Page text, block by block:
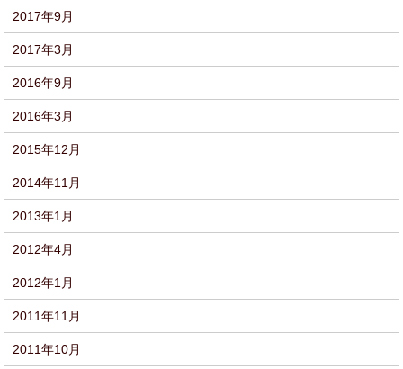
2017年9月
2017年3月
2016年9月
2016年3月
2015年12月
2014年11月
2013年1月
2012年4月
2012年1月
2011年11月
2011年10月